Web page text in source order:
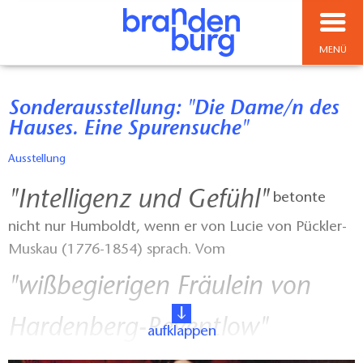
MENÜ
Sonderausstellung: "Die Dame/n des
Hauses. Eine Spurensuche"
Ausstellung
"Intelligenz und Gefühl" betonte
nicht nur Humboldt, wenn er von Lucie von Pückler-
Muskau (1776-1854) sprach. Vom
"wißbegierigen Fräulein von
Hardenberg-Reventlow"
aufklappen